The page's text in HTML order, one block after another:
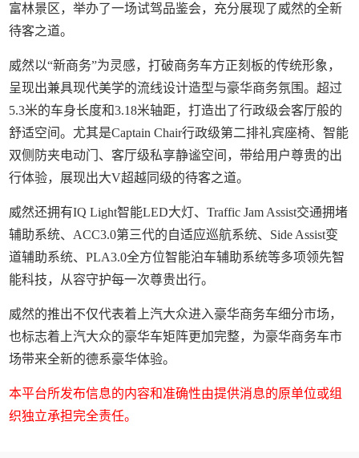
富林景区，举办了一场试驾品鉴会，充分展现了威然的全新
待客之道。
威然以“新商务”为灵感，打破商务车方正刻板的传统形象，
呈现出兼具现代美学的流线设计造型与豪华商务氛围。超过
5.3米的车身长度和3.18米轴距，打造出了行政级会客厅般的
舒适空间。尤其是Captain Chair行政级第二排礼宾座椅、智能
双侧防夹电动门、客厅级私享静谧空间，带给用户尊贵的出
行体验，展现出大V超越同级的待客之道。
威然还拥有IQ Light智能LED大灯、Traffic Jam Assist交通拥堵
辅助系统、ACC3.0第三代的自适应巡航系统、Side Assist变
道辅助系统、PLA3.0全方位智能泊车辅助系统等多项领先智
能科技，从容守护每一次尊贵出行。
威然的推出不仅代表着上汽大众进入豪华商务车细分市场，
也标志着上汽大众的豪华车矩阵更加完整，为豪华商务车市
场带来全新的德系豪华体验。
本平台所发布信息的内容和准确性由提供消息的原单位或组
织独立承担完全责任。